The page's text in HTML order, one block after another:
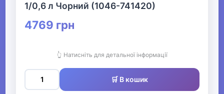
1/0,6 л Чорний (1046-741420)
4769 грн
👆 Натисніть для детальної інформації
🛒 В кошик